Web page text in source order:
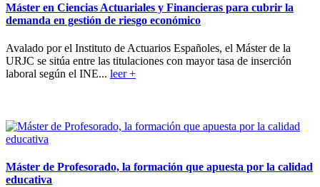
Máster en Ciencias Actuariales y Financieras para cubrir la
demanda en gestión de riesgo económico
Avalado por el Instituto de Actuarios Españoles, el Máster de la
URJC se sitúa entre las titulaciones con mayor tasa de inserción
laboral según el INE... leer +
Máster de Profesorado, la formación que apuesta por la calidad
educativa